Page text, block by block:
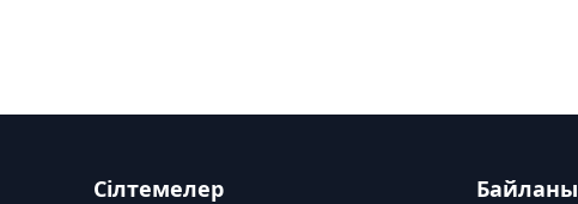
Сілтемелер